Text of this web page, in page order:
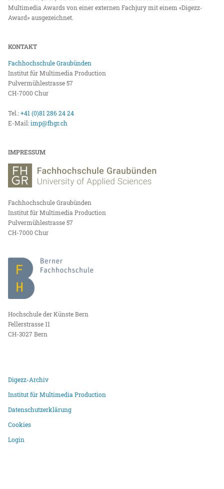
Multimedia Awards von einer externen Fachjury mit einem «Digezz-
Award» ausgezeichnet.
KONTAKT
Fachhochschule Graubünden
Institut für Multimedia Production
Pulvermühlestrasse 57
CH-7000 Chur
Tel.:+41 (0)81 286 24 24
E-Mail:imp@fhgr.ch
IMPRESSUM
Fachhochschule Graubünden
Institut für Multimedia Production
Pulvermühlestrasse 57
CH-7000 Chur
Hochschule der Künste Bern
Fellerstrasse 11
CH-3027 Bern
Digezz-Archiv
Institut für Multimedia Production
Datenschutzerklärung
Cookies
Login